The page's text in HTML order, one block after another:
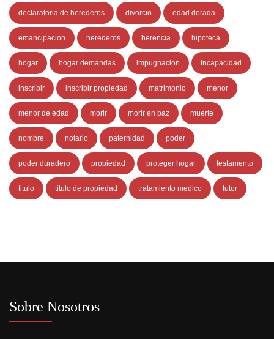
declaratoria de herederos divorcio edad dorada
emancipacion herederos herencia hipoteca
hogar hogar demandas impugnacion incapacidad
inscribir inscribir propiedad matrimonio menor
menor de edad morir morir en paz muerte
nombre notario paternidad poder
poder duradero propiedad proteger hogar testamento
titulo titulo de propiedad tratamiento medico tutor
Sobre Nosotros